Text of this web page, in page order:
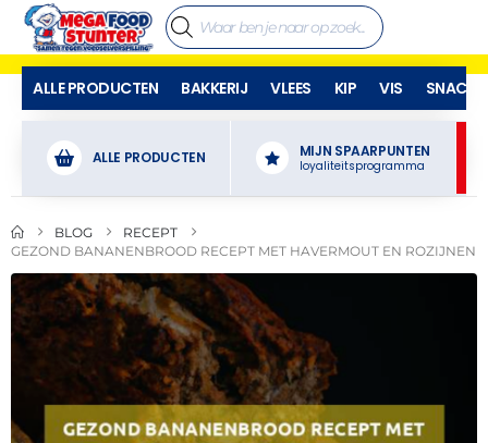
ALLE PRODUCTEN BAKKERIJ VLEES KIP VIS SNACKS
ALLE PRODUCTEN MIJN SPAARPUNTEN
loyaliteitsprogramma
BLOG
RECEPT
GEZOND BANANENBROOD RECEPT MET HAVERMOUT EN ROZIJNEN